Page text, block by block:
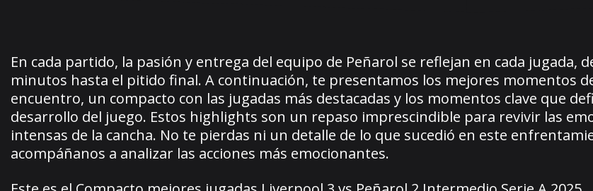
En cada partido, la pasión y entrega del equipo de Peñarol se reflejan en cada jugada,
minutos hasta el pitido final. A continuación, te presentamos los mejores momentos
encuentro, un compacto con las jugadas más destacadas y los momentos clave que
desarrollo del juego. Estos highlights son un repaso imprescindible para revivir las
intensas de la cancha. No te pierdas ni un detalle de lo que sucedió en este
acompáñanos a analizar las acciones más emocionantes.